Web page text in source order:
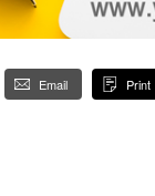
Email Print